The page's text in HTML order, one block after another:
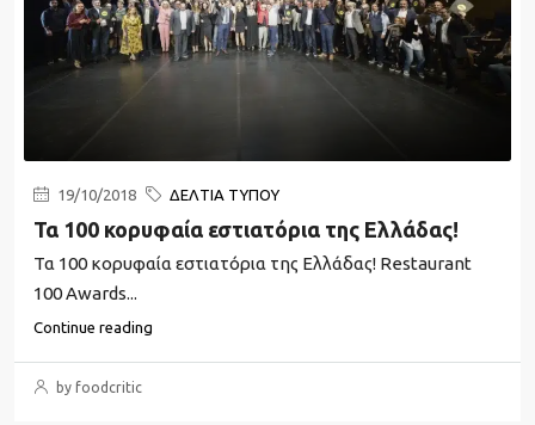
19/10/2018 ΔΕΛΤΙΑ ΤΥΠΟΥ
Τα 100 κορυφαία εστιατόρια της Ελλάδας!
Τα 100 κορυφαία εστιατόρια της Ελλάδας! Restaurant
100 Awards...
Continue reading
by foodcritic